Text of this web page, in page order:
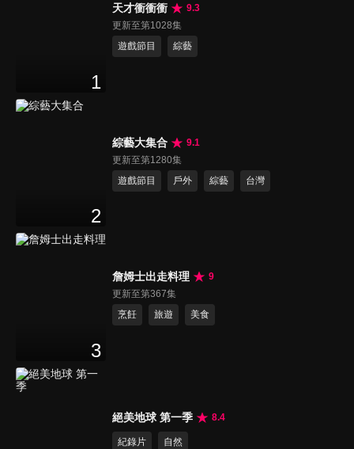
1
天才衝衝衝
9.3
更新至第1028集
遊戲節目
綜藝
2
綜藝大集合
9.1
更新至第1280集
遊戲節目
戶外 綜藝 台灣
3
詹姆士出走料理
9
更新至第367集
烹飪
旅遊 美食
絕美地球 第一季 8.4
紀錄片 自然